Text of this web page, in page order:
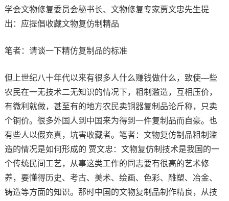
学会文物修复委员会秘书长、文物修复专家贾文忠先生提
出：应提倡收藏文物复仿制精品
笔者：请谈一下精仿复制品的标准
但上世纪八十年代以来有很多人什么赚钱做什么，致使—些
农民在一无技术二无知识的情况下，粗制滥造，互相压价，
有微利就做，甚至有的地方农民卖铜器复制品论斤称，只卖
个铜价。很多外国人到中国来为得到一件复制品而自豪。也
有些人以假充真，坑害收藏者。笔者：文物复仿制品粗制滥
造的情况是如何形成的 贾文忠：文物复仿制技术是我国的一
个传统民间工艺，从事这类工作的同志要有很高的艺术修
养，要懂得历史、考古、美术、绘画、色彩、雕塑、冶金、
铸造等方面的知识。那时中国的文物复制品制作精良，从技